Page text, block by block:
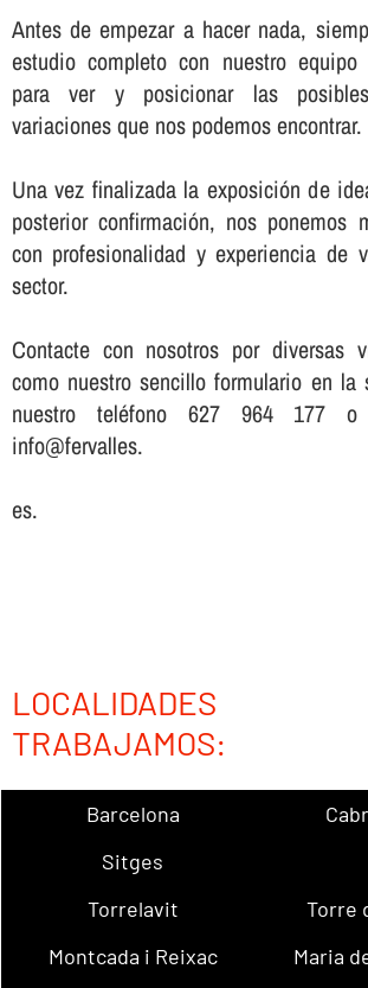
Antes de empezar a hacer nada,
estudio completo con nuestro equipo
para ver y posicionar las
variaciones que nos podemos encontrar.
Una vez finalizada la exposición de
posterior confirmación, nos ponemos
con profesionalidad y experiencia de
sector.
Contacte con nosotros por diversas
como nuestro sencillo formulario en la
nuestro teléfono 627 964 177 o
info@fervalles.
es.
LOCALIDADES
TRABAJAMOS:
Barcelona
Sitges
Torrelavit
Torre
Montcada i Reixac
Maria